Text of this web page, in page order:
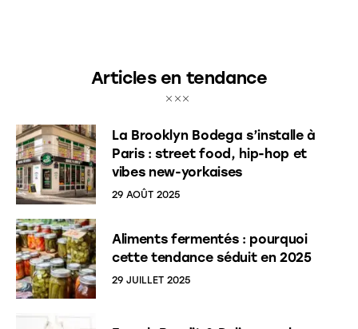
Articles en tendance
La Brooklyn Bodega s’installe à
Paris : street food, hip-hop et
vibes new-yorkaises
29 AOÛT 2025
Aliments fermentés : pourquoi
cette tendance séduit en 2025
29 JUILLET 2025